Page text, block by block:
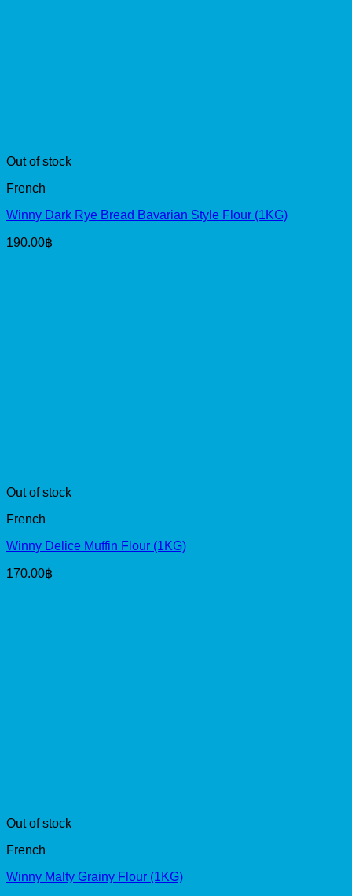
Out of stock
French
Winny Dark Rye Bread Bavarian Style Flour (1KG)
190.00฿
Out of stock
French
Winny Delice Muffin Flour (1KG)
170.00฿
Out of stock
French
Winny Malty Grainy Flour (1KG)